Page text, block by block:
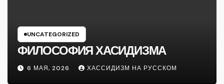
UNCATEGORIZED
ФИЛОСОФИЯ ХАСИДИЗМА
6 МАЯ, 2026 ХАССИДИЗМ НА РУССКОМ